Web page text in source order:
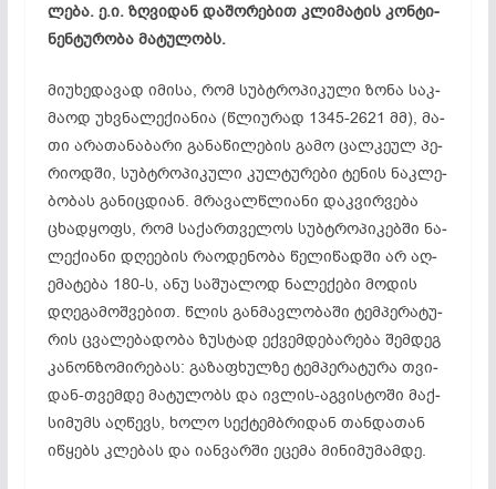
ლე­ბა. ე.ი. ზღვი­დან და­შო­რე­ბით კლი­მა­ტის კონ­ტი­
ნენტუ­რო­­­ბა მა­ტუ­ლობს.
მი­უხ­ედ­ავ­ად იმ­ი­სა, რომ სუბ­ტრო­პი­კუ­ლი ზო­ნა საკ­
მა­ოდ უხ­ვნა­ლე­ქი­ან­ია (წლი­ურ­ად 1345-2621 მმ), მა­
თი არ­ათ­ან­ა­ბ­ა­რი გა­ნა­წი­ლე­ბის გა­მო ცალ­კე­ულ პე­
რი­ოდ­ში, სუბ­ტრო­პი­კუ­ლი კულ­ტუ­რე­ბი ტე­ნის ნაკ­ლე­
ბო­ბას გა­ნიც­დი­ან. მრა­ვალ­წლი­ა­­ნი დაკ­ვირ­ვე­ბა
ცხად­ყოფს, რომ სა­ქარ­თვე­ლოს სუბ­ტრო­პი­კებ­ში ნა­
ლე­ქი­ა­ნი დღე­ებ­ის რა­ოდ­ენ­ო­ბა წე­ლი­წად­ში არ აღ­
ემ­ატ­ე­ბა 180-ს, ანუ სა­შუ­ალ­ოდ ნა­ლე­ქე­ბი მო­დის
დღე­გა­­მოშ­ვე­ბით. წლის გან­მავ­ლო­ბა­ში ტემ­პე­რა­ტუ­
რის ცვა­ლე­ბა­დო­ბა ზუს­­ტად ექ­ვემ­დე­ბა­რე­ბა შემ­დეგ
კა­ნონ­ზო­მი­რე­ბას: გა­ზაფ­ხულ­ზე ტემ­პე­რა­ტუ­რა თვი­
დან-თვემ­დე მა­ტუ­ლობს და ივ­ლის-აგ­ვის­ტო­ში მაქ­
სი­მუმს აღ­წევს, ხო­ლო სექ­ტემ­ბრი­დან თან­და­თან
იწ­ყებს კლე­ბას და იან­ვარ­ში ეც­ე­მა მი­ნი­მუ­მამ­დე.